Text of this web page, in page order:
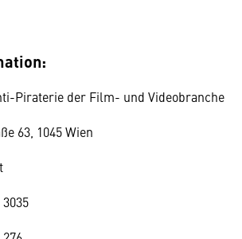
Piraterie der Film- und Videobranche
63, 1045 Wien